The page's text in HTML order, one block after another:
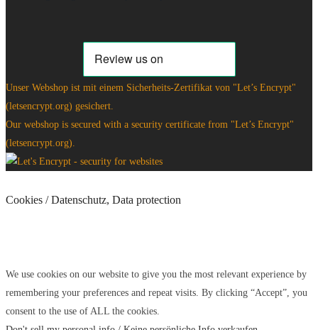
Unser Webshop ist mit einem Sicherheits-Zertifikat von "Let’s Encrypt"
(letsencrypt.org) gesichert.
Our webshop is secured with a security certificate from "Let’s Encrypt"
(letsencrypt.org).
Cookies / Datenschutz, Data protection
We use cookies on our website to give you the most relevant experience by
remembering your preferences and repeat visits. By clicking “Accept”, you
consent to the use of ALL the cookies.